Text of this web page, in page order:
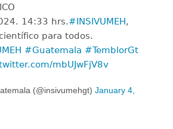
14:33 hrs.#INSIVUMEH,
para todos.
#Guatemala #TemblorGt
mbUJwFjV8v
(@insivumehgt) January 4,